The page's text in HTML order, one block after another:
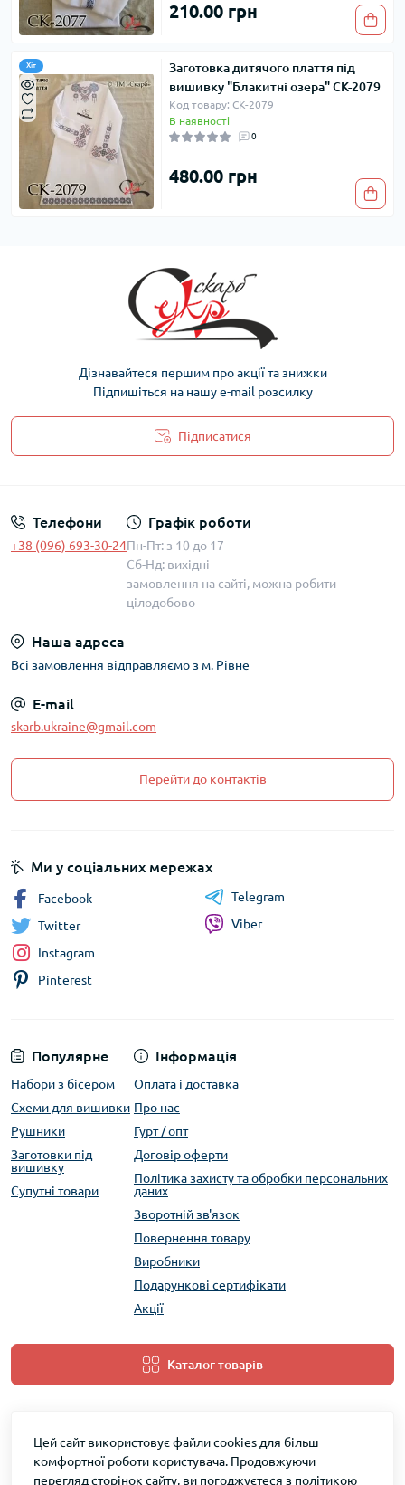
210.00 грн
Хіт
Заготовка дитячого плаття під
вишивку "Блакитні озера" СК-2079
Код товару: СК-2079
В наявності
0
480.00 грн
Дізнавайтеся першим про акції та знижки
Підпишіться на нашу e-mail розсилку
Підписатися
Телефони
+38 (096) 693-30-24
Графік роботи
Пн-Пт: з 10 до 17
Сб-Нд: вихідні
замовлення на сайті, можна робити
цілодобово
Наша адреса
Всі замовлення відправляємо з м. Рівне
E-mail
skarb.ukraine@gmail.com
Перейти до контактів
Популярне
Набори з бісером
Схеми для вишивки
Рушники
Заготовки під
вишивку
Супутні товари
Інформація
Оплата і доставка
Про нас
Гурт / опт
Договір оферти
Політика захисту та обробки персональних
даних
Зворотній зв'язок
Повернення товару
Виробники
Подарункові сертифікати
Акції
Каталог товарів
Ми у соціальних мережах
Facebook
Twitter
Instagram
Pinterest
Telegram
Viber
Цей сайт використовує файли cookies для більш
комфортної роботи користувача. Продовжуючи
перегляд сторінок сайту, ви погоджуєтеся з політикою